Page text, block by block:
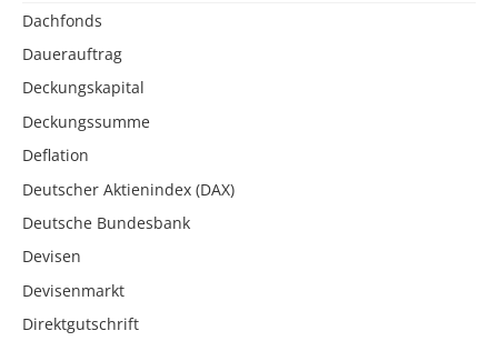
Dachfonds
Dauerauftrag
Deckungskapital
Deckungssumme
Deflation
Deutscher Aktienindex (DAX)
Deutsche Bundesbank
Devisen
Devisenmarkt
Direktgutschrift